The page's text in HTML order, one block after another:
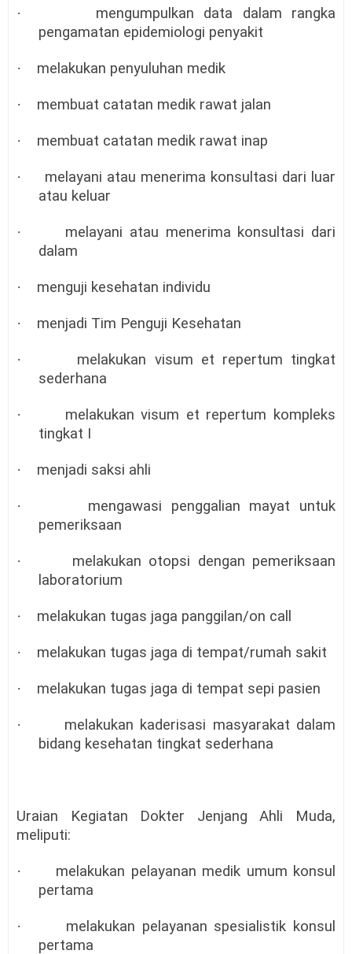
·
mengumpulkan data dalam rangka
pengamatan epidemiologi penyakit
· melakukan penyuluhan medik
· membuat catatan medik rawat jalan
· membuat catatan medik rawat inap
·
melayani atau menerima konsultasi dari luar
atau keluar
·
melayani atau menerima konsultasi dari
dalam
· menguji kesehatan individu
· menjadi Tim Penguji Kesehatan
·
melakukan visum et repertum tingkat
sederhana
·
melakukan visum et repertum kompleks
tingkat I
· menjadi saksi ahli
·
mengawasi penggalian mayat untuk
pemeriksaan
·
melakukan otopsi dengan pemeriksaan
laboratorium
· melakukan tugas jaga panggilan/on call
· melakukan tugas jaga di tempat/rumah sakit
· melakukan tugas jaga di tempat sepi pasien
·
melakukan kaderisasi masyarakat dalam
bidang kesehatan tingkat sederhana
Uraian Kegiatan Dokter Jenjang Ahli Muda,
meliputi:
·
melakukan pelayanan medik umum konsul
pertama
·
melakukan pelayanan spesialistik konsul
pertama